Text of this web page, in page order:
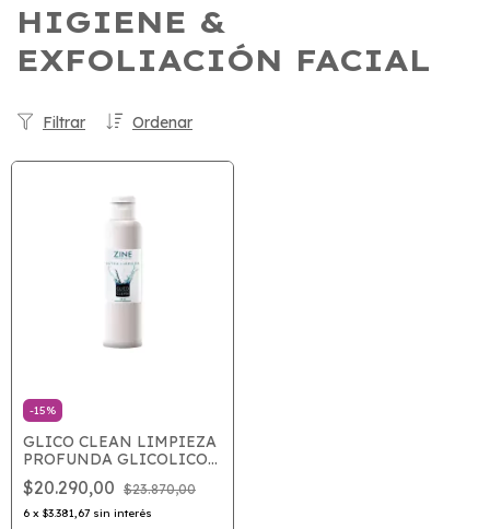
HIGIENE &
EXFOLIACIÓN FACIAL
Ordenar
Filtrar
-15%
GLICO CLEAN LIMPIEZA
PROFUNDA GLICOLICO
10% X 120
$20.290,00 $23.870,00
6 x $3.381,67 sin interés